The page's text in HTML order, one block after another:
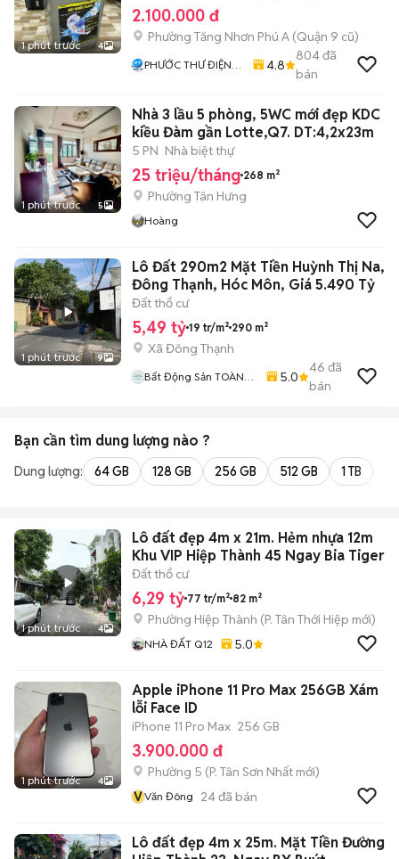
1 phút trước 4
2.100.000 đ
Phường Tăng Nhơn Phú A (Quận 9 cũ)
PHƯỚC THƯ ĐIỆN
4.8
804đã
bán
1 phút trước 5
Nhà 3 lầu 5 phòng, 5WC mới đẹp KDC
kiều Đàm gần Lotte,Q7. DT:4,2x23m
5 PN Nhà biệt thự
25 triệu/tháng 268 m²
Phường Tân Hưng
Hoàng
1 phút trước 9
Lô Đất 290m2 Mặt Tiền Huỳnh Thị Na,
Đông Thạnh, Hóc Môn, Giá 5.490 Tỷ
Đất thổ cư
5,49 tỷ 19 tr/m² 290 m²
Xã Đông Thạnh
Bất Động Sản TOÀN
5.0
46 đã
bán
Bạn cần tìm dung lượng nào ?
Dung lượng: 64 GB 128 GB 256 GB 512 GB 1 TB
1 phút trước 4
Lô đất đẹp 4m x 21m. Hẻm nhựa 12m
Khu VIP Hiệp Thành 45 Ngay Bia Tiger
Đất thổ cư
6,29 tỷ 77 tr/m² 82 m²
Phường Hiệp Thành (P. Tân Thới Hiệp mới)
NHÀ ĐẤT Q12 5.0
1 phút trước 4
Apple iPhone 11 Pro Max 256GB Xám
lỗi Face ID
iPhone 11 Pro Max 256 GB
3.900.000 đ
Phường 5 (P. Tân Sơn Nhất mới)
VVăn Đông 24đã bán
Lô đất đẹp 4m x 25m. Mặt Tiền Đường